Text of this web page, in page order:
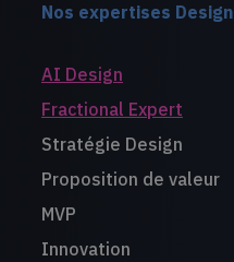
Nos expertises Design
AI Design
Fractional Expert
Stratégie Design
Proposition de valeur
MVP
Innovation